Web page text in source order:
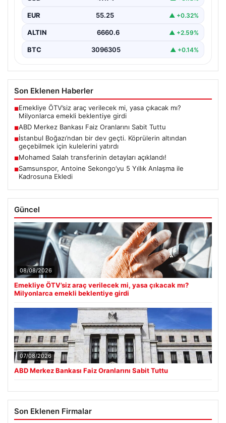
yüzde…
EUR 55.25 ▲ +0.32%
ALTIN 6660.6 ▲ +2.59%
BTC 3096305 ▲ +0.14%
Son Eklenen Haberler
■Emekliye ÖTV’siz araç verilecek mi, yasa çıkacak mı?
Milyonlarca emekli beklentiye girdi
■ABD Merkez Bankası Faiz Oranlarını Sabit Tuttu
■İstanbul Boğazı’ndan bir dev geçti. Köprülerin altından
geçebilmek için kulelerini yatırdı
■Mohamed Salah transferinin detayları açıklandı!
■Samsunspor, Antoine Sekongo’yu 5 Yıllık Anlaşma ile
Kadrosuna Ekledi
Güncel
08/08/2026
Emekliye ÖTV’siz araç verilecek mi, yasa çıkacak mı?
Milyonlarca emekli beklentiye girdi
07/08/2026
ABD Merkez Bankası Faiz Oranlarını Sabit Tuttu
Son Eklenen Firmalar